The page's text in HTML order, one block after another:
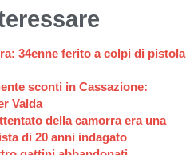
34enne ferito a colpi di pistola
sconti in Cassazione:
Valda
della camorra era una
di 20 anni indagato